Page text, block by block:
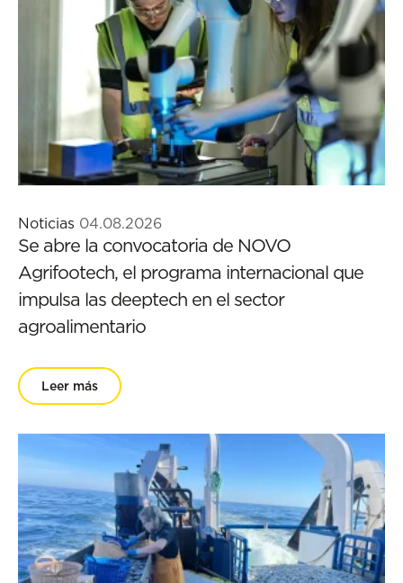
Noticias 04.08.2026
Se abre la convocatoria de NOVO
Agrifootech, el programa internacional que
impulsa las deeptech en el sector
agroalimentario
Leer más